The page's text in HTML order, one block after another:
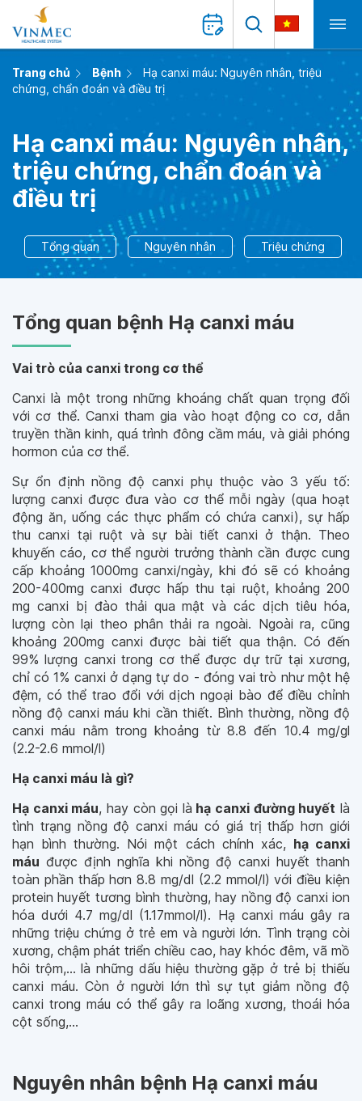
Trang chủ Bệnh
Hạ canxi máu: Nguyên nhân, triệu
chứng, chẩn đoán và điều trị
Hạ canxi máu: Nguyên nhân,
triệu chứng, chẩn đoán và
điều trị
Tổng quan Nguyên nhân Triệu chứng
Tổng quan bệnh Hạ canxi máu
Vai trò của canxi trong cơ thể
Canxi là một trong những khoáng chất quan trọng đối
với cơ thể. Canxi tham gia vào hoạt động co cơ, dẫn
truyền thần kinh, quá trình đông cầm máu, và giải phóng
hormon của cơ thể.
Sự ổn định nồng độ canxi phụ thuộc vào 3 yếu tố:
lượng canxi được đưa vào cơ thể mỗi ngày (qua hoạt
động ăn, uống các thực phẩm có chứa canxi), sự hấp
thu canxi tại ruột và sự bài tiết canxi ở thận. Theo
khuyến cáo, cơ thể người trưởng thành cần được cung
cấp khoảng 1000mg canxi/ngày, khi đó sẽ có khoảng
200-400mg canxi được hấp thu tại ruột, khoảng 200
mg canxi bị đào thải qua mật và các dịch tiêu hóa,
lượng còn lại theo phân thải ra ngoài. Ngoài ra, cũng
khoảng 200mg canxi được bài tiết qua thận. Có đến
99% lượng canxi trong cơ thể được dự trữ tại xương,
chỉ có 1% canxi ở dạng tự do - đóng vai trò như một hệ
đệm, có thể trao đổi với dịch ngoại bào để điều chỉnh
nồng độ canxi máu khi cần thiết. Bình thường, nồng độ
canxi máu nằm trong khoảng từ 8.8 đến 10.4 mg/gl
(2.2-2.6 mmol/l)
Hạ canxi máu là gì?
Hạ canxi máu, hay còn gọi là hạ canxi đường huyết là
tình trạng nồng độ canxi máu có giá trị thấp hơn giới
hạn bình thường. Nói một cách chính xác, hạ canxi
máu được định nghĩa khi nồng độ canxi huyết thanh
toàn phần thấp hơn 8.8 mg/dl (2.2 mmol/l) với điều kiện
protein huyết tương bình thường, hay nồng độ canxi ion
hóa dưới 4.7 mg/dl (1.17mmol/l). Hạ canxi máu gây ra
những triệu chứng ở trẻ em và người lớn. Tình trạng còi
xương, chậm phát triển chiều cao, hay khóc đêm, vã mồ
hôi trộm,... là những dấu hiệu thường gặp ở trẻ bị thiếu
canxi máu. Còn ở người lớn thì sự tụt giảm nồng độ
canxi trong máu có thể gây ra loãng xương, thoái hóa
cột sống,...
Nguyên nhân bệnh Hạ canxi máu